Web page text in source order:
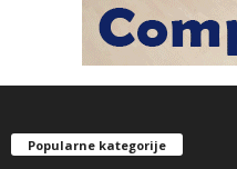
Popularne kategorije